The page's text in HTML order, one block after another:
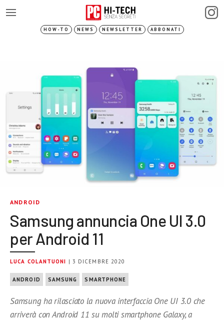
HOW-TO NEWS NEWSLETTER ABBONATI
ANDROID
Samsung annuncia One UI 3.0
per Android 11
LUCA COLANTUONI | 3 DICEMBRE 2020
ANDROID SAMSUNG SMARTPHONE
Samsung ha rilasciato la nuova interfaccia One UI 3.0 che
arriverà con Android 11 su molti smartphone Galaxy, a